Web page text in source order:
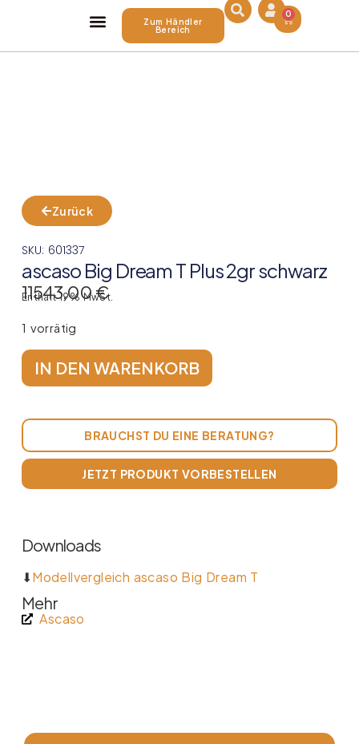
Zum Händler
Bereich
0
Zurück
SKU: 601337
ascaso Big Dream T Plus 2gr schwarz
11543,00€
Enthält 19% MwSt.
1 vorrätig
IN DEN WARENKORB
BRAUCHST DU EINE BERATUNG?
JETZT PRODUKT VORBESTELLEN
Downloads
⬇Modellvergleich ascaso Big Dream T
Mehr
Ascaso